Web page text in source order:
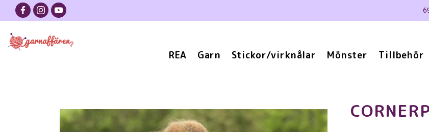
REA Garn Stickor/virknålar Mönster Tillbehör